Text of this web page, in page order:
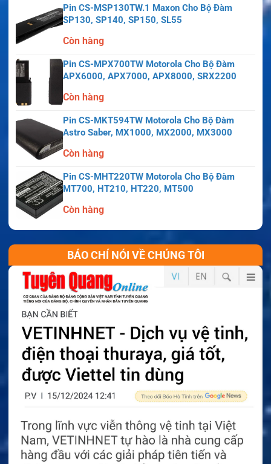
Pin CS-MSP130TW.1 Maxon Cho Bộ Đàm
SP130, SP140, SP150, SL55
Còn hàng
Pin CS-MPX700TW Motorola Cho Bộ Đàm
APX6000, APX7000, APX8000, SRX2200
Còn hàng
Pin CS-MKT594TW Motorola Cho Bộ Đàm
Astro Saber, MX1000, MX2000, MX3000
Còn hàng
Pin CS-MHT220TW Motorola Cho Bộ Đàm
MT700, HT210, HT220, MT500
Còn hàng
BÁO CHÍ NÓI VỀ CHÚNG TÔI